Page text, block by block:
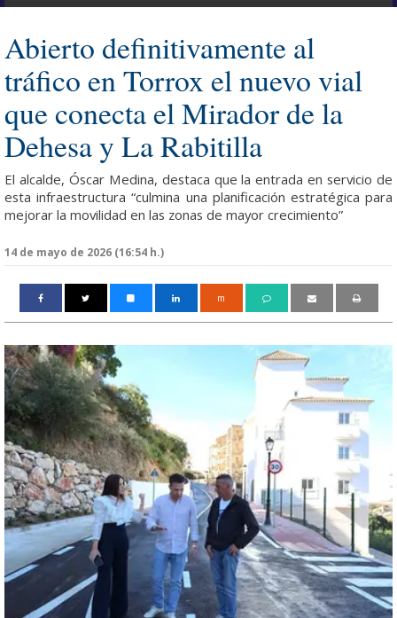
Abierto definitivamente al
tráfico en Torrox el nuevo vial
que conecta el Mirador de la
Dehesa y La Rabitilla
El alcalde, Óscar Medina, destaca que la entrada en servicio de
esta infraestructura “culmina una planificación estratégica para
mejorar la movilidad en las zonas de mayor crecimiento”
14 de mayo de 2026 (16:54 h.)
m